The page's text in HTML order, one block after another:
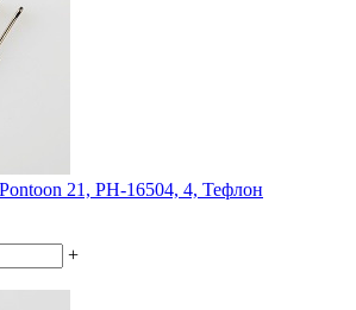
21, PH-16504, 4, Тефлон
+